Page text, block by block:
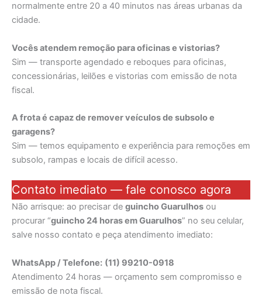
normalmente entre 20 a 40 minutos nas áreas urbanas da
cidade.
Vocês atendem remoção para oficinas e vistorias?
Sim — transporte agendado e reboques para oficinas,
concessionárias, leilões e vistorias com emissão de nota
fiscal.
A frota é capaz de remover veículos de subsolo e
garagens?
Sim — temos equipamento e experiência para remoções em
subsolo, rampas e locais de difícil acesso.
Contato imediato — fale conosco agora
Não arrisque: ao precisar de guincho Guarulhos ou
procurar “guincho 24 horas em Guarulhos” no seu celular,
salve nosso contato e peça atendimento imediato:
WhatsApp / Telefone: (11) 99210-0918
Atendimento 24 horas — orçamento sem compromisso e
emissão de nota fiscal.